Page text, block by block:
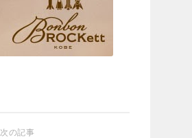
次の記事